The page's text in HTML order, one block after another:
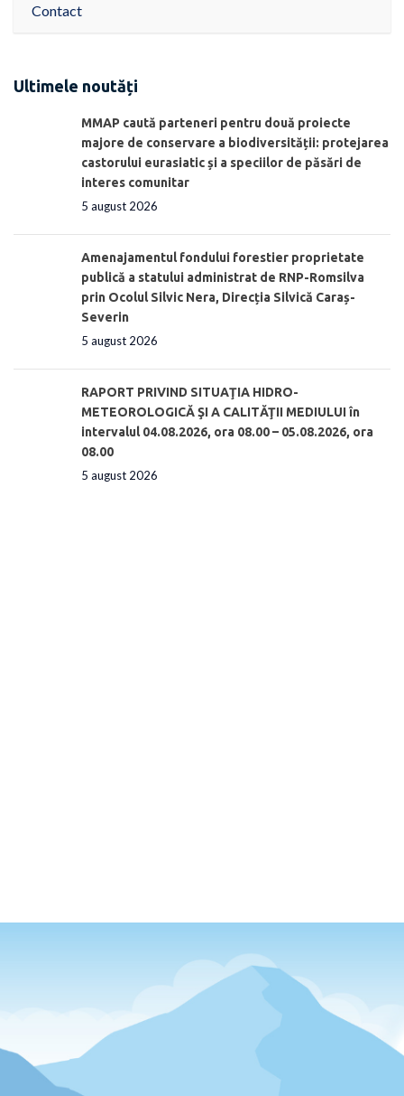
Contact
Ultimele noutăți
MMAP caută parteneri pentru două proiecte
majore de conservare a biodiversității: protejarea
castorului eurasiatic și a speciilor de păsări de
interes comunitar
5 august 2026
Amenajamentul fondului forestier proprietate
publică a statului administrat de RNP-Romsilva
prin Ocolul Silvic Nera, Direcția Silvică Caraș-
Severin
5 august 2026
RAPORT PRIVIND SITUAŢIA HIDRO-
METEOROLOGICĂ ŞI A CALITĂŢII MEDIULUI în
intervalul 04.08.2026, ora 08.00 – 05.08.2026, ora
08.00
5 august 2026